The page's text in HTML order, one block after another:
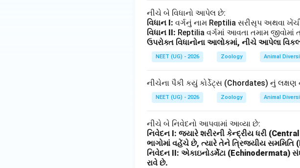
_2
નીચે બે વિધાનો આપેલ છે:
વિધાન I: વર્ગનું નામ Reptilia સરીસૃપ અથવા
વિધાન II: Reptilia વર્ગમાં આવતા તમામ જીવોમાં
ઉપરોક્ત વિધાનોના આલોકમાં, નીચે આપેલા
NEET (UG) - 2026 Zoology Animal
નીચેના પૈકી કયું કોર્ડેટ્સ (Chordates) નું લક્ષણ
NEET (UG) - 2026 Zoology Animal
નીચે બે નિવેદનો આપવામાં આવ્યા છે:
નિવેદન I: જ્યારે શરીરની કેન્દ્રીય ધરી
ભાગોમાં વહેંચે છે, ત્યારે તેને ત્રિજ્યીય
નિવેદન II: એકાઇનોડર્મેટા (Echinodermata)
રાવે છે.